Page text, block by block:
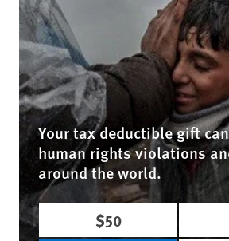
Your tax deductible gift
human rights violations
around the world.
$50